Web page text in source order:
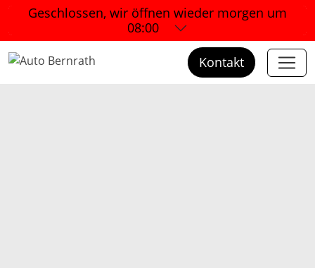
Geschlossen, wir öffnen wieder morgen um
08:00
Kontakt